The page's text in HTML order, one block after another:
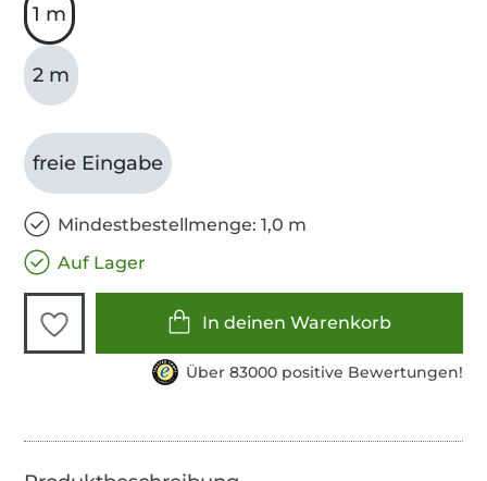
1 m
2 m
freie Eingabe
Mindestbestellmenge: 1,0 m
Auf Lager
In deinen Warenkorb
Über 83000 positive Bewertungen!